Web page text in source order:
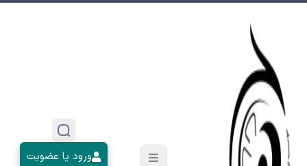
ورود یا عضویت